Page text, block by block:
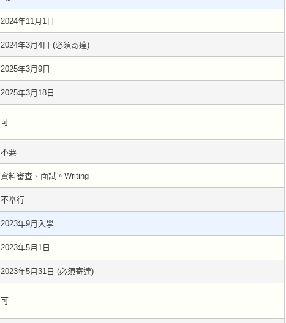
2024年11月1日
2024年3月4日 (必須寄達)
2025年3月9日
2025年3月18日
可
不要
資料審查、面試。Writing
不舉行
2023年9月入學
2023年5月1日
2023年5月31日 (必須寄達)
可